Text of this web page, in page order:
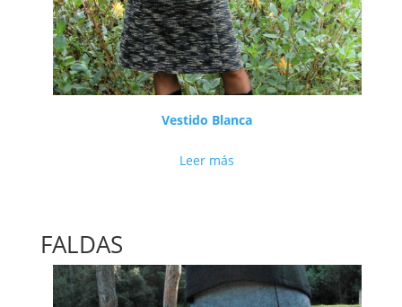
Vestido Blanca
Leer más
FALDAS